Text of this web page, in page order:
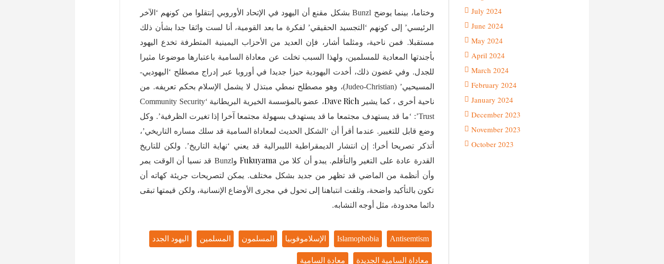
وختاما، بينما يوضح Bunzl بشكل مقنع أن اليهود في الإتحاد الأوروبي إنتقلوا من كونهم ‘الآخر
الرئيسي’ إلى كونهم ‘التجسيد الحقيقي’ لفكرة ما بعد القومية، أنا لست واثقا جدا بشأن ذلك
مستقبلا. فمن ناحية، ومثلما أشار، فإن العديد من الأحزاب اليمينية المتطرفة تخدع اليهود
بأجندتها المعادية للمسلمين، ولهذا السبب تخلت عن معاداة السامية باعتبارها موضوعا مثيرا
للجدل. وفي غضون ذلك، أخدت اليهودية حيزا جديدا في أوروبا عبر إدراج مصطلح ‘اليهوديي-
المسيحيي’ (Judeo-Christian)، وهو مصطلح نمطي مبتذل لا يشمل الإسلام بحكم تعريفه. من
ناحية أخرى ، كما يشير Dave Rich
، عضو بالمؤسسة الخيرية البريطانية ‘Community Security
Trust’: ‘ما قد يستهدف مجتمعا ما قد يستهدف بسهولة مجتمعا آخرا إذا تغيرت الظرفية’. وكل
وضع قابل للتغيير. عندما أقرأ أن ‘الشكل الحديث لمعاداة السامية قد سلك مساره التاريخي’،
أتذكر تصريحا أخرا: إن انتشار الديمقراطية الليبرالية قد يعني ‘نهاية التاريخ’. ولكن للتاريخ
القدرة عادة على التغير والتأقلم. يبدو أن كلا من Fukuyama
وBunzl قد نسيا أن الوقت يمر
وأن أنظمة من الماضي قد تظهر من جديد بشكل مختلف. يمكن لتصريحات جريئة كهاته أن
تكون بالتأكيد واضحة، وتلفت انتباهنا إلى تحول في مجرى الأوضاع الإنسانية، ولكن قيمتها تبقى
دائما محدودة، مثل أوجه التشابه.
Antisemtism
Islamophobia الإسلاموفوبيا المسلمون المسلمين اليهود الجدد
معاداة السامية الجديدة معادة السامية
July 2024
June 2024
May 2024
April 2024
March 2024
February 2024
January 2024
December 2023
November 2023
October 2023